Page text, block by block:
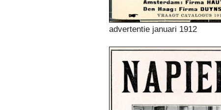
advertentie januari 1912